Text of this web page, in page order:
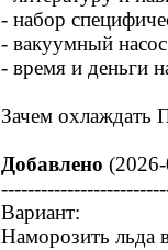
- набор
- вакуумный
- время и деньги
Зачем
Добавлено
Вариант:
Наморозить льда